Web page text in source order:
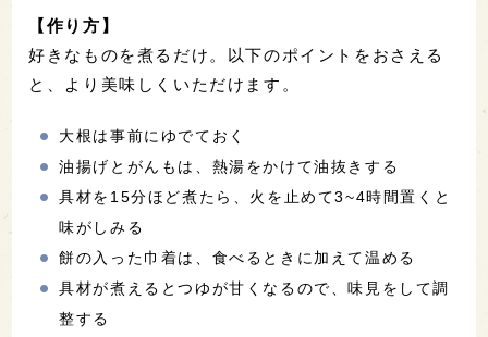
【作り方】
好きなものを煮るだけ。以下のポイントをおさえる
と、より美味しくいただけます。
大根は事前にゆでておく
油揚げとがんもは、熱湯をかけて油抜きする
具材を15分ほど煮たら、火を止めて3~4時間置くと
味がしみる
餅の入った巾着は、食べるときに加えて温める
具材が煮えるとつゆが甘くなるので、味見をして調
整する